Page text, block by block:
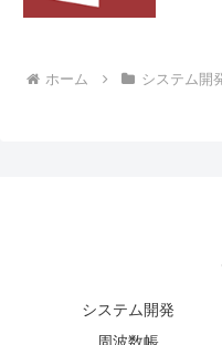
ホーム システム開
システム開発
周波数帳